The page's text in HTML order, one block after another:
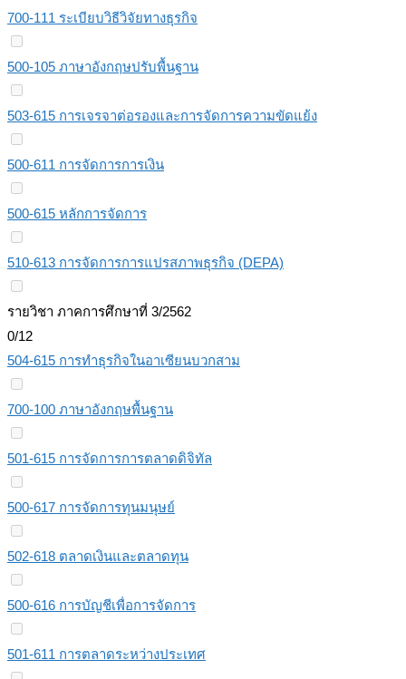
700-111 ระเบียบวิธีวิจัยทางธุรกิจ
500-105 ภาษาอังกฤษปรับพื้นฐาน
503-615 การเจรจาต่อรองและการจัดการความขัดแย้ง
500-611 การจัดการการเงิน
500-615 หลักการจัดการ
510-613 การจัดการการแปรสภาพธุรกิจ (DEPA)
รายวิชา ภาคการศึกษาที่ 3/2562
0/12
504-615 การทำธุรกิจในอาเซียนบวกสาม
700-100 ภาษาอังกฤษพื้นฐาน
501-615 การจัดการการตลาดดิจิทัล
500-617 การจัดการทุนมนุษย์
502-618 ตลาดเงินและตลาดทุน
500-616 การบัญชีเพื่อการจัดการ
501-611 การตลาดระหว่างประเทศ